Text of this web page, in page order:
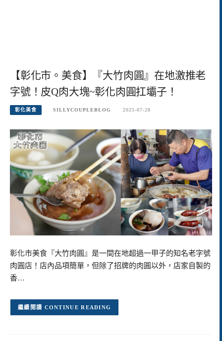
【彰化市。美食】『大竹肉圓』在地激推老
字號！皮Q肉大塊~彰化肉圓扛壩子！
彰化美食 SILLYCOUPLEBLOG 2025-07-28
彰化市美食『大竹肉圓』是一間在地超過一甲子的知名老字號
肉圓店！店內品項簡單，但除了招牌的肉圓以外，店家自製的
香…
CONTINUE READING